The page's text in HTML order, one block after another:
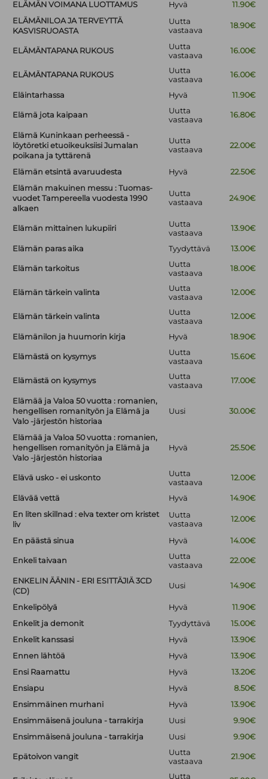
ELÄMÄN VOIMANA LUOTTAMUS
Hyvä
11.90€
ELÄMÄNILOA JA TERVEYTTÄ
KASVISRUOASTA
Uutta
vastaava
18.90€
ELÄMÄNTAPANA RUKOUS
Uutta
vastaava
16.00€
ELÄMÄNTAPANA RUKOUS
Uutta
vastaava
16.00€
Eläintarhassa Hyvä 11.90€
Elämä jota kaipaan
Uutta
vastaava
16.80€
Elämä Kuninkaan perheessä -
löytöretki etuoikeuksiisi Jumalan
poikana ja tyttärenä
Uutta
vastaava
22.00€
Elämän etsintä avaruudesta Hyvä
22.50€
Elämän makuinen messu : Tuomas-
vuodet Tampereella vuodesta 1990
alkaen
Uutta
vastaava
24.90€
Elämän mittainen lukupiiri
Uutta
vastaava
13.90€
Elämän paras aika Tyydyttävä 13.00€
Elämän tarkoitus
Uutta
vastaava
18.00€
Elämän tärkein valinta
Uutta
vastaava
12.00€
Elämän tärkein valinta
Uutta
vastaava
12.00€
Elämänilon ja huumorin kirja Hyvä 18.90€
Elämästä on kysymys
Uutta
vastaava
15.60€
Elämästä on kysymys
Uutta
vastaava
17.00€
Elämää ja Valoa 50 vuotta : romanien,
hengellisen romanityön ja Elämä ja
Valo -järjestön historiaa
Uusi 30.00€
Elämää ja Valoa 50 vuotta : romanien,
hengellisen romanityön ja Elämä ja
Valo -järjestön historiaa
Hyvä 25.50€
Elävä usko - ei uskonto
Uutta
vastaava
12.00€
Elävää vettä Hyvä
14.90€
En liten skillnad : elva texter om kristet
liv
Uutta
vastaava
12.00€
En päästä sinua Hyvä 14.00€
Enkeli taivaan
Uutta
vastaava
22.00€
ENKELIN ÄÄNIN - ERI ESITTÄJIÄ 3CD
(CD)
Uusi 14.90€
Enkelipölyä Hyvä
11.90€
Enkelit ja demonit
Tyydyttävä
15.00€
Enkelit kanssasi
Hyvä
13.90€
Ennen lähtöä
Hyvä
13.90€
Ensi Raamattu
Hyvä
13.20€
Ensiapu
Hyvä
8.50€
Ensimmäinen murhani
Hyvä
13.90€
Ensimmäisenä jouluna - tarrakirja
Uusi
9.90€
Ensimmäisenä jouluna - tarrakirja
Uusi 9.90€
Epätoivon vangit
Uutta
vastaava
21.90€
Uutta